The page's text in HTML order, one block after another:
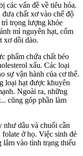
các vấn đề về tiêu hóa.
chất xơ vào chế độ
trọng lượng khỏe
mì nguyên hạt, cốm
xơ dồi dào.
phẩm chứa chất béo
xấu. Các loại
sự vận hành của c‌ơ th‌ể.
loại hạt được khuyên
Ngoài ra, những
cũng góp phần làm
như dâu và chuối cần
folate ở họ. Việc sinh đẻ
vào tình trạng thiếu